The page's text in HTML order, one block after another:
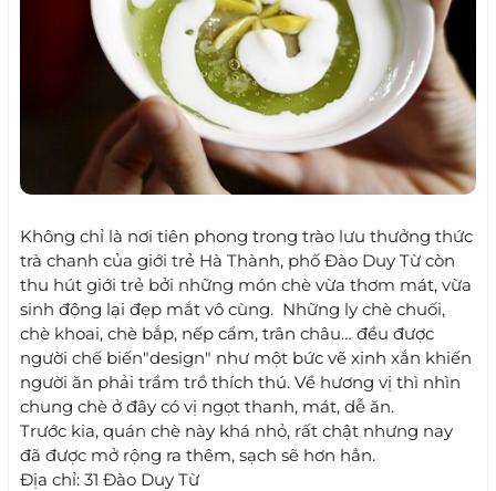
Không chỉ là nơi tiên phong trong trào lưu thưởng thức
trà chanh của giới trẻ Hà Thành, phố Đào Duy Từ còn
thu hút giới trẻ bởi những món chè vừa thơm mát, vừa
sinh động lại đẹp mắt vô cùng. Những ly chè chuối,
chè khoai, chè bắp, nếp cẩm, trân châu… đều được
người chế biến"design" như một bức vẽ xinh xắn khiến
người ăn phải trầm trồ thích thú. Về hương vị thì nhìn
chung chè ở đây có vị ngọt thanh, mát, dễ ăn.
Trước kia, quán chè này khá nhỏ, rất chật nhưng nay
đã được mở rộng ra thêm, sạch sẽ hơn hẳn.
Địa chỉ: 31 Đào Duy Từ